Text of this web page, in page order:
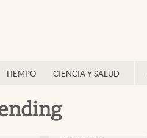
TIEMPO CIENCIA Y SALUD